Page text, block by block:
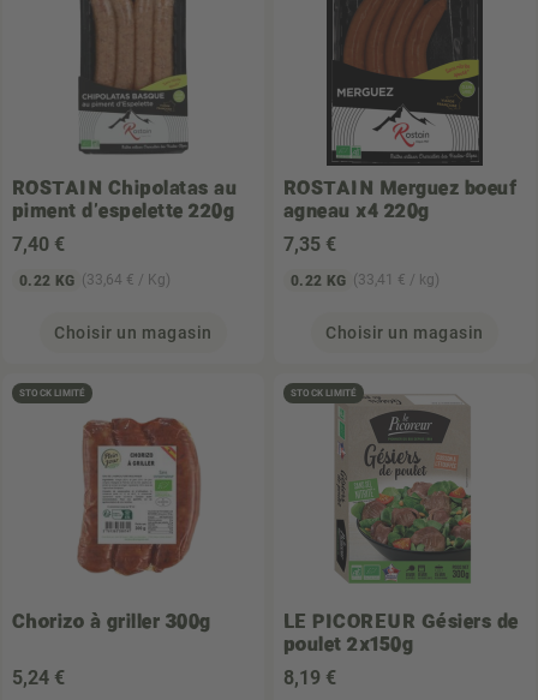
ROSTAIN Chipolatas au
piment d'espelette 220g
7,40 €
0.22 KG (33,64 € / Kg)
Choisir un magasin
ROSTAIN Merguez boeuf
agneau x4 220g
7,35 €
0.22 KG (33,41 € / kg)
Choisir un magasin
STOCK LIMITÉ
Chorizo à griller 300g
5,24 €
STOCK LIMITÉ
LE PICOREUR Gésiers de
poulet 2x150g
8,19 €